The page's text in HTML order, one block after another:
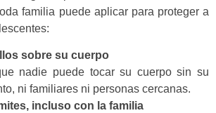
familia puede aplicar para proteger a
sobre su cuerpo
nadie puede tocar su cuerpo sin su
ni familiares ni personas cercanas.
incluso con la familia